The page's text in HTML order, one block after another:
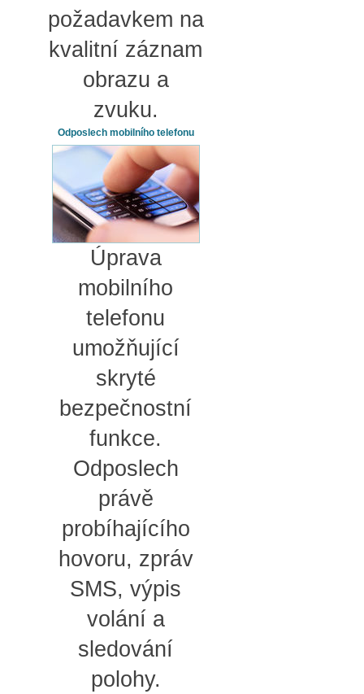
požadavkem na
kvalitní záznam
obrazu a
zvuku.
Odposlech mobilního telefonu
Úprava
mobilního
telefonu
umožňující
skryté
bezpečnostní
funkce.
Odposlech
právě
probíhajícího
hovoru, zpráv
SMS, výpis
volání a
sledování
polohy.